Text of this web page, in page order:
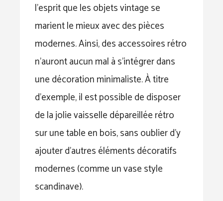
l’esprit que les objets vintage se
marient le mieux avec des pièces
modernes. Ainsi, des accessoires rétro
n’auront aucun mal à s’intégrer dans
une décoration minimaliste. À titre
d’exemple, il est possible de disposer
de la jolie vaisselle dépareillée rétro
sur une table en bois, sans oublier d’y
ajouter d’autres éléments décoratifs
modernes (comme un vase style
scandinave).